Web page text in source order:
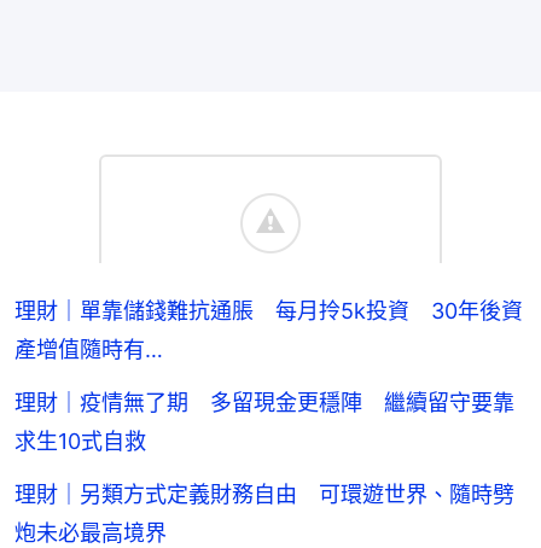
理財｜單靠儲錢難抗通脹 每月拎5k投資 30年後資
產增值隨時有…
理財｜疫情無了期 多留現金更穩陣 繼續留守要靠
求生10式自救
理財｜另類方式定義財務自由 可環遊世界、隨時劈
炮未必最高境界